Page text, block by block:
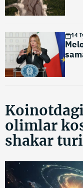
14
olimlar
shakar